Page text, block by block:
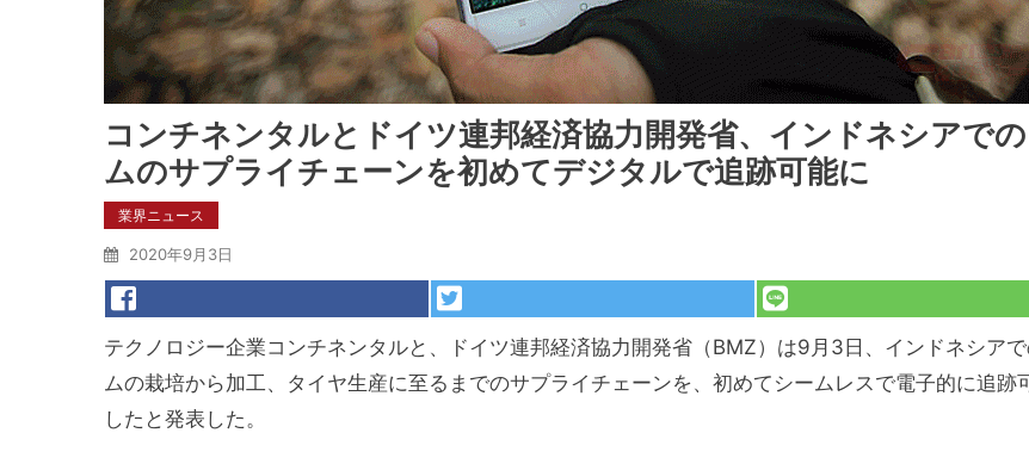
コンチネンタルとドイツ連邦経済協力開発省、インドネシアで
ムのサプライチェーンを初めてデジタルで追跡可能に
業界ニュース
2020年9月3日
テクノロジー企業コンチネンタルと、ドイツ連邦経済協力開発省（BMZ）は9月3日、インドネシア
ムの栽培から加工、タイヤ生産に至るまでのサプライチェーンを、初めてシームレスで電子的に追跡
したと発表した。